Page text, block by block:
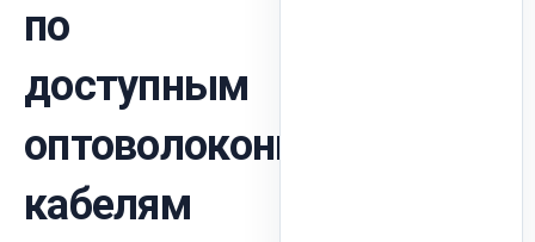
по
доступным
оптоволоконным
кабелям